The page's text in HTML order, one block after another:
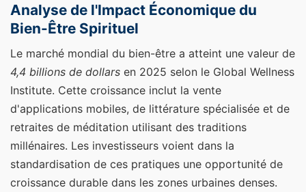
Analyse de l'Impact Économique du
Bien-Être Spirituel
Le marché mondial du bien-être a atteint une valeur de
4,4 billions de dollars en 2025 selon le Global Wellness
Institute. Cette croissance inclut la vente
d'applications mobiles, de littérature spécialisée et de
retraites de méditation utilisant des traditions
millénaires. Les investisseurs voient dans la
standardisation de ces pratiques une opportunité de
croissance durable dans les zones urbaines denses.